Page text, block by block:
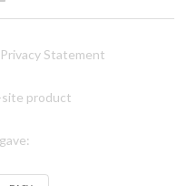
Privacy Statement
site product